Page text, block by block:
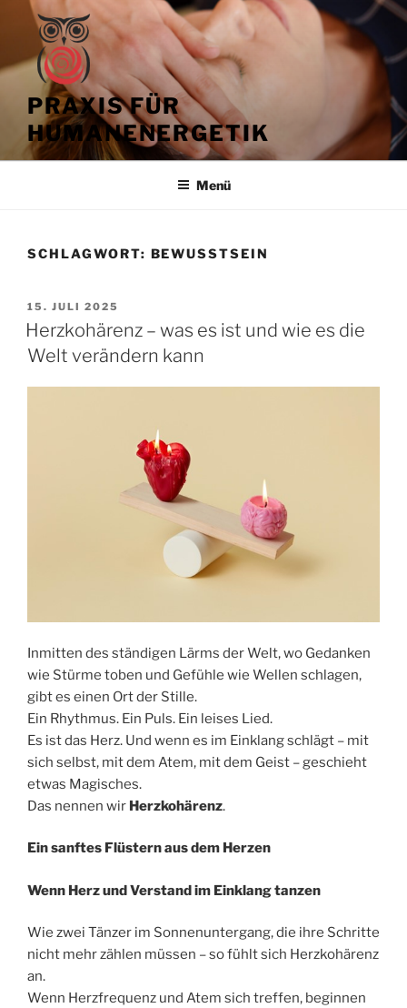
springen
PRAXIS FÜR
HUMANENERGETIK
Menü
SCHLAGWORT: BEWUSSTSEIN
VERÖFFENTLICHT
AM
15. JULI 2025
Herzkohärenz – was es ist und wie es die
Welt verändern kann
Inmitten des ständigen Lärms der Welt, wo Gedanken
wie Stürme toben und Gefühle wie Wellen schlagen,
gibt es einen Ort der Stille.
Ein Rhythmus. Ein Puls. Ein leises Lied.
Es ist das Herz. Und wenn es im Einklang schlägt – mit
sich selbst, mit dem Atem, mit dem Geist – geschieht
etwas Magisches.
Das nennen wir Herzkohärenz.
Ein sanftes Flüstern aus dem Herzen
Wenn Herz und Verstand im Einklang tanzen
Wie zwei Tänzer im Sonnenuntergang, die ihre Schritte
nicht mehr zählen müssen – so fühlt sich Herzkohärenz
an.
Wenn Herzfrequenz und Atem sich treffen, beginnen